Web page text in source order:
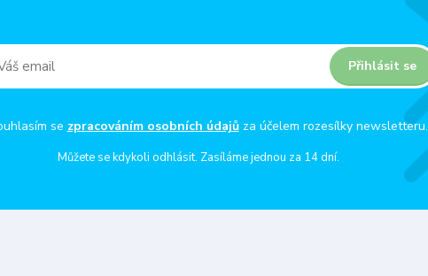
Přihlásit se
se zpracováním osobních údajůza účelem rozesílky newsletteru.
Můžete se kdykoli odhlásit. Zasíláme jednou za 14 dní.